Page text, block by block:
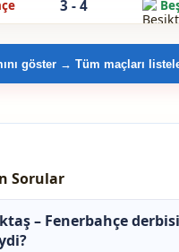
3 - 4
göster → Tüm maçları
Sorular
– Fenerbahçe